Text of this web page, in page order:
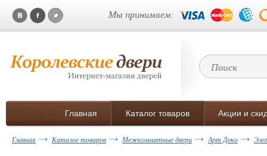
Мы принимаем:
Главная Каталог товаров Акции и
Главная Каталог товаров Межкомнатные двери Арт Деко